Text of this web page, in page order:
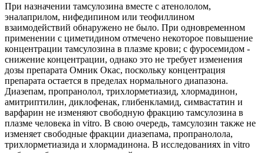
При назначении тамсулозина вместе с атенололом,
эналаприлом, нифедипином или теофиллином
взаимодействий обнаружено не было. При одновременном
применении с циметидином отмечено некоторое повышение
концентрации тамсулозина в плазме крови; с фуросемидом -
снижение концентрации, однако это не требует изменения
дозы препарата Омник Окас, поскольку концентрация
препарата остается в пределах нормального диапазона.
Диазепам, пропранолол, трихлорметиазид, хлормадинон,
амитриптилин, диклофенак, глибенкламид, симвастатин и
варфарин не изменяют свободную фракцию тамсулозина в
плазме человека in vitro. В свою очередь, тамсулозин также не
изменяет свободные фракции диазепама, пропранолола,
трихлорметиазида и хлормадинона. В исследованиях in vitro